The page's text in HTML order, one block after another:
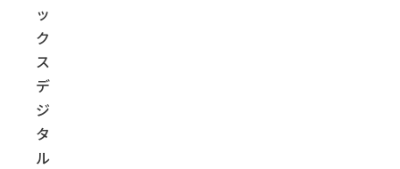
ッ
ク
ス
デ
ジ
タ
ル